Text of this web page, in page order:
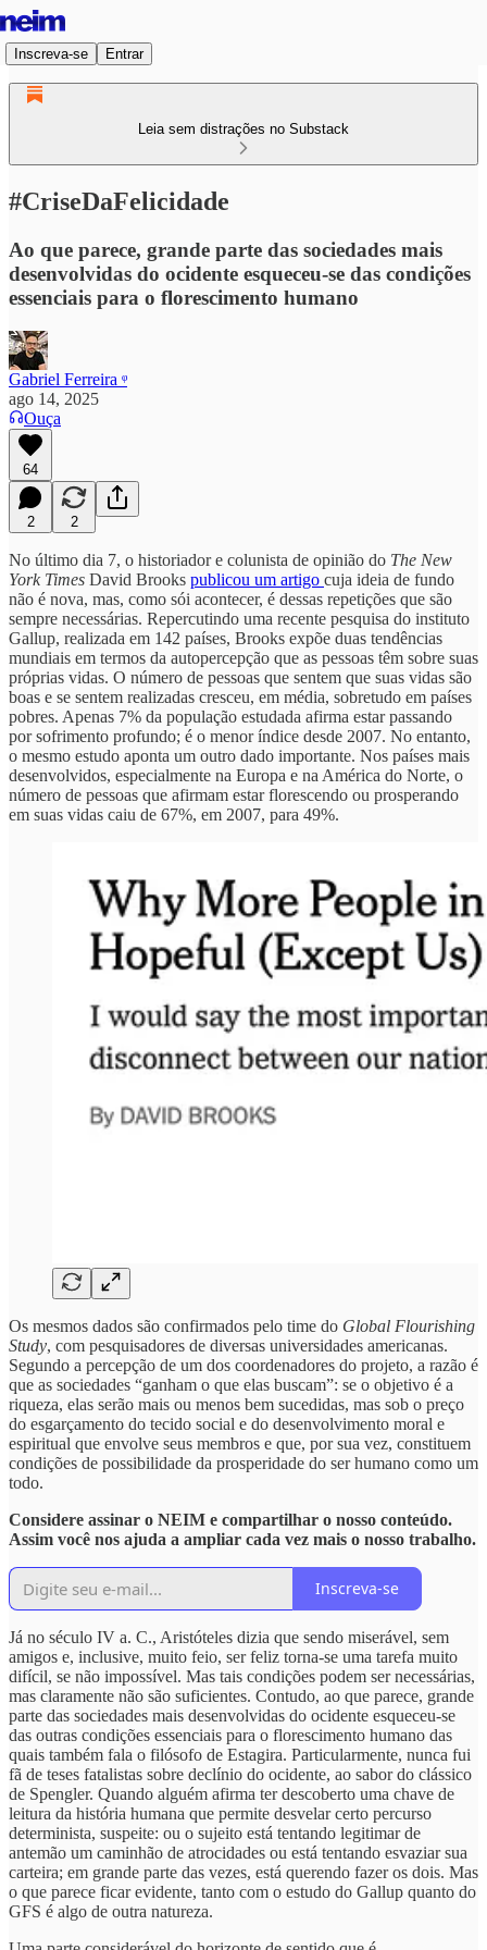
Inscreva-se Entrar
Leia sem distrações no Substack
#CriseDaFelicidade
Ao que parece, grande parte das sociedades mais
desenvolvidas do ocidente esqueceu-se das condições
essenciais para o florescimento humano
Gabriel Ferreira ᵠ
ago 14, 2025
Ouça
64
2 2
No último dia 7, o historiador e colunista de opinião do The New
York Times David Brooks publicou um artigo cuja ideia de fundo
não é nova, mas, como sói acontecer, é dessas repetições que são
sempre necessárias. Repercutindo uma recente pesquisa do instituto
Gallup, realizada em 142 países, Brooks expõe duas tendências
mundiais em termos da autopercepção que as pessoas têm sobre suas
próprias vidas. O número de pessoas que sentem que suas vidas são
boas e se sentem realizadas cresceu, em média, sobretudo em países
pobres. Apenas 7% da população estudada afirma estar passando
por sofrimento profundo; é o menor índice desde 2007. No entanto,
o mesmo estudo aponta um outro dado importante. Nos países mais
desenvolvidos, especialmente na Europa e na América do Norte, o
número de pessoas que afirmam estar florescendo ou prosperando
em suas vidas caiu de 67%, em 2007, para 49%.
Os mesmos dados são confirmados pelo time do Global Flourishing
Study, com pesquisadores de diversas universidades americanas.
Segundo a percepção de um dos coordenadores do projeto, a razão é
que as sociedades “ganham o que elas buscam”: se o objetivo é a
riqueza, elas serão mais ou menos bem sucedidas, mas sob o preço
do esgarçamento do tecido social e do desenvolvimento moral e
espiritual que envolve seus membros e que, por sua vez, constituem
condições de possibilidade da prosperidade do ser humano como um
todo.
Considere assinar o NEIM e compartilhar o nosso conteúdo.
Assim você nos ajuda a ampliar cada vez mais o nosso trabalho.
Inscreva-se
Já no século IV a. C., Aristóteles dizia que sendo miserável, sem
amigos e, inclusive, muito feio, ser feliz torna-se uma tarefa muito
difícil, se não impossível. Mas tais condições podem ser necessárias,
mas claramente não são suficientes. Contudo, ao que parece, grande
parte das sociedades mais desenvolvidas do ocidente esqueceu-se
das outras condições essenciais para o florescimento humano das
quais também fala o filósofo de Estagira. Particularmente, nunca fui
fã de teses fatalistas sobre declínio do ocidente, ao sabor do clássico
de Spengler. Quando alguém afirma ter descoberto uma chave de
leitura da história humana que permite desvelar certo percurso
determinista, suspeite: ou o sujeito está tentando legitimar de
antemão um caminhão de atrocidades ou está tentando esvaziar sua
carteira; em grande parte das vezes, está querendo fazer os dois. Mas
o que parece ficar evidente, tanto com o estudo do Gallup quanto do
GFS é algo de outra natureza.